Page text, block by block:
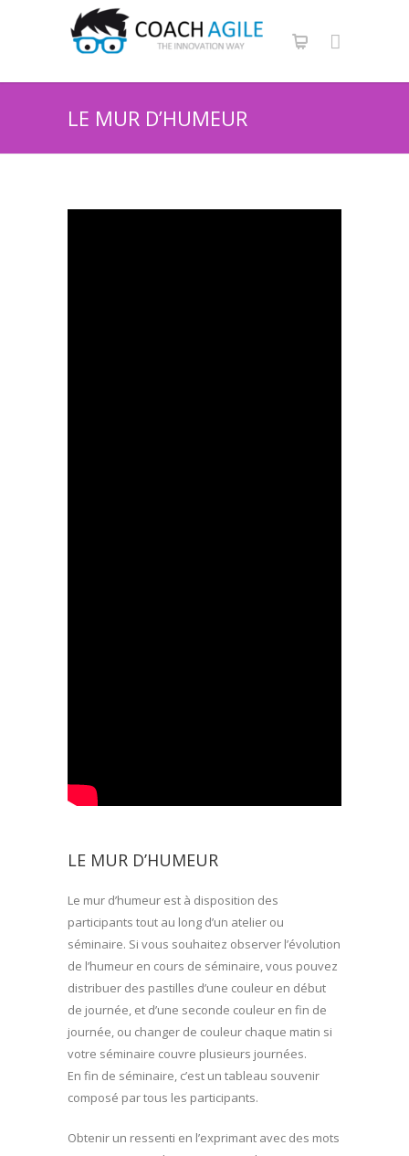
LE MUR D’HUMEUR
LE MUR D’HUMEUR
Le mur d’humeur est à disposition des
participants tout au long d’un atelier ou
séminaire. Si vous souhaitez observer l’évolution
de l’humeur en cours de séminaire, vous pouvez
distribuer des pastilles d’une couleur en début
de journée, et d’une seconde couleur en fin de
journée, ou changer de couleur chaque matin si
votre séminaire couvre plusieurs journées.
En fin de séminaire, c’est un tableau souvenir
composé par tous les participants.
Obtenir un ressenti en l’exprimant avec des mots